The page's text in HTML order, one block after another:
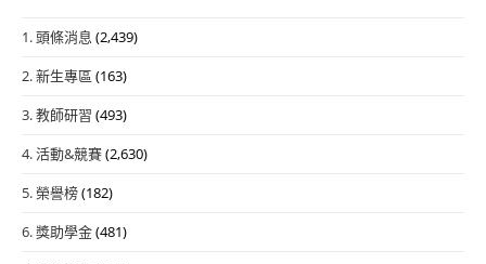
1. 頭條消息 (2,439)
2. 新生專區 (163)
3. 教師研習 (493)
4. 活動&競賽(2,630)
5. 榮譽榜(182)
6. 獎助學金(481)